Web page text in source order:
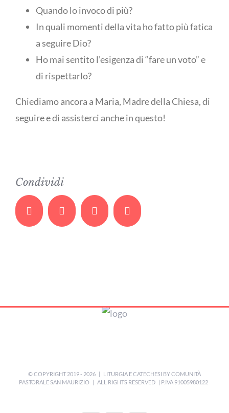
Quando lo invoco di più?
In quali momenti della vita ho fatto più fatica
a seguire Dio?
Ho mai sentito l’esigenza di “fare un voto” e
di rispettarlo?
Chiediamo ancora a Maria, Madre della Chiesa, di
seguire e di assisterci anche in questo!
Condividi
Facebook Twitter Whatsapp Email
© COPYRIGHT 2019 - 2026 | LITURGIA E CATECHESI BYCOMUNITÀ
PASTORALE SAN MAURIZIO | ALL RIGHTS RESERVED | P.IVA 91005980122